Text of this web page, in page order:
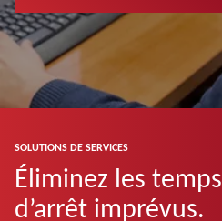
SOLUTIONS DE SERVICES
Éliminez les temps
d’arrêt imprévus.